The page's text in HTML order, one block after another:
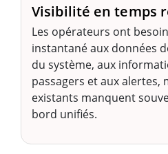
Visibilité en temps
Les opérateurs ont
instantané aux données
du système, aux
passagers et aux alertes,
existants manquent
bord unifiés.